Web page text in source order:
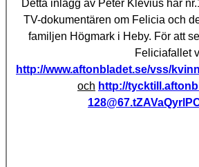
Detta inlägg av Peter Klevius har
TV-dokumentären om Felicia och
familjen Högmark i Heby. För att
Feliciafallet
http://www.aftonbladet.se/vss/
och http://